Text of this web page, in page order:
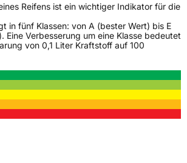
Reifens ist ein wichtiger Indikator für die
in fünf Klassen: von A (bester Wert) bis E
Eine Verbesserung um eine Klasse bedeutet
von 0,1 Liter Kraftstoff auf 100